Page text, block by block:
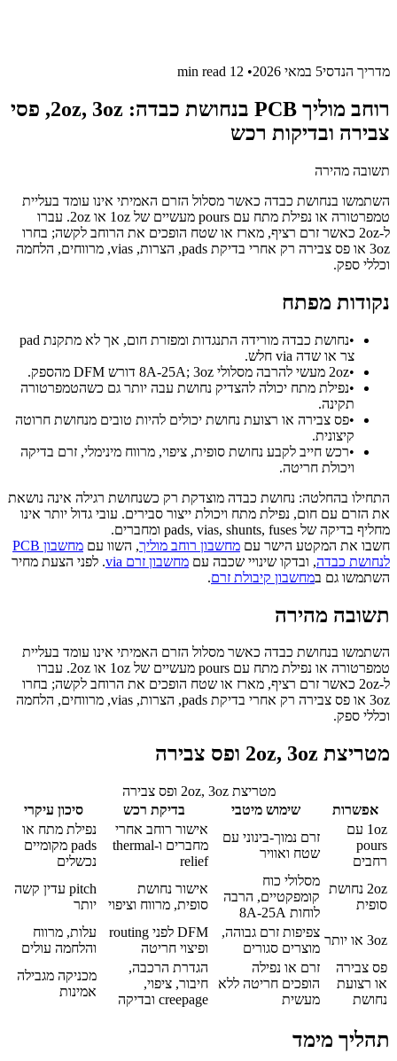
מדריך הנדסי5 במאי 2026 •
12 min
read
רוחב מוליך PCB בנחושת כבדה: 2oz, 3oz, פסי
צבירה ובדיקות רכש
תשובה מהירה
השתמשו בנחושת כבדה כאשר מסלול הזרם האמיתי אינו עומד בעליית
טמפרטורה או נפילת מתח עם pours מעשיים של 1oz או 2oz. עברו
ל-2oz כאשר זרם רציף, מארז או שטח הופכים את הרוחב לקשה; בחרו
3oz או פס צבירה רק אחרי בדיקת pads, הצרות, vias, מרווחים, הלחמה
וכללי ספק.
נקודות מפתח
•
נחושת כבדה מורידה התנגדות ומפזרת חום, אך לא מתקנת pad
צר או שדה via חלש.
•2oz מעשי להרבה מסלולי 8A-25A; 3oz דורש DFM מהספק.
•נפילת מתח יכולה להצדיק נחושת עבה יותר גם כשהטמפרטורה
תקינה.
•פס צבירה או רצועת נחושת יכולים להיות טובים מנחושת חרוטה
קיצונית.
•רכש חייב לקבע נחושת סופית, ציפוי, מרווח מינימלי, זרם בדיקה
ויכולת חריטה.
התחילו בהחלטה: נחושת כבדה מוצדקת רק כשנחושת רגילה אינה נושאת
את הזרם עם חום, נפילת מתח ויכולת ייצור סבירים. עובי גדול יותר אינו
מחליף בדיקה של pads, vias, shunts, fuses ומחברים.
חשבו את המקטע הישר עם מחשבון רוחב מוליך, השוו עם
מחשבון PCB
לנחושת כבדה, ובדקו שינויי שכבה עם מחשבון זרם via
. לפני הצעת מחיר
השתמשו גם במחשבון קיבולת זרם.
תשובה מהירה
השתמשו בנחושת כבדה כאשר מסלול הזרם האמיתי אינו עומד בעליית
טמפרטורה או נפילת מתח עם pours מעשיים של 1oz או 2oz. עברו
ל-2oz כאשר זרם רציף, מארז או שטח הופכים את הרוחב לקשה; בחרו
3oz או פס צבירה רק אחרי בדיקת pads, הצרות, vias, מרווחים, הלחמה
וכללי ספק.
מטריצת 2oz, 3oz ופס צבירה
מטריצת 2oz, 3oz ופס צבירה
אפשרות
שימוש מיטבי בדיקת רכש
סיכון עיקרי
1oz עם
pours
רחבים
זרם נמוך-בינוני עם
שטח ואוויר
אישור רוחב אחרי
מחברים ו-thermal
relief
נפילת מתח או
pads מקומיים
נכשלים
2oz נחושת
סופית
מסלולי כוח
קומפקטיים, הרבה
לוחות 8A-25A
אישור נחושת
סופית, מרווח וציפוי
pitch עדין קשה
יותר
3oz או יותר
צפיפות זרם גבוהה,
מוצרים סגורים
DFM לפני routing
ופיצוי חריטה
עלות, מרווח
והלחמה עולים
פס צבירה
או רצועת
נחושת
זרם או נפילה
הופכים חריטה ללא
מעשית
הגדרת הרכבה,
חיבור, ציפוי,
creepage ובדיקה
מכניקה מגבילה
אמינות
תהליך מימד